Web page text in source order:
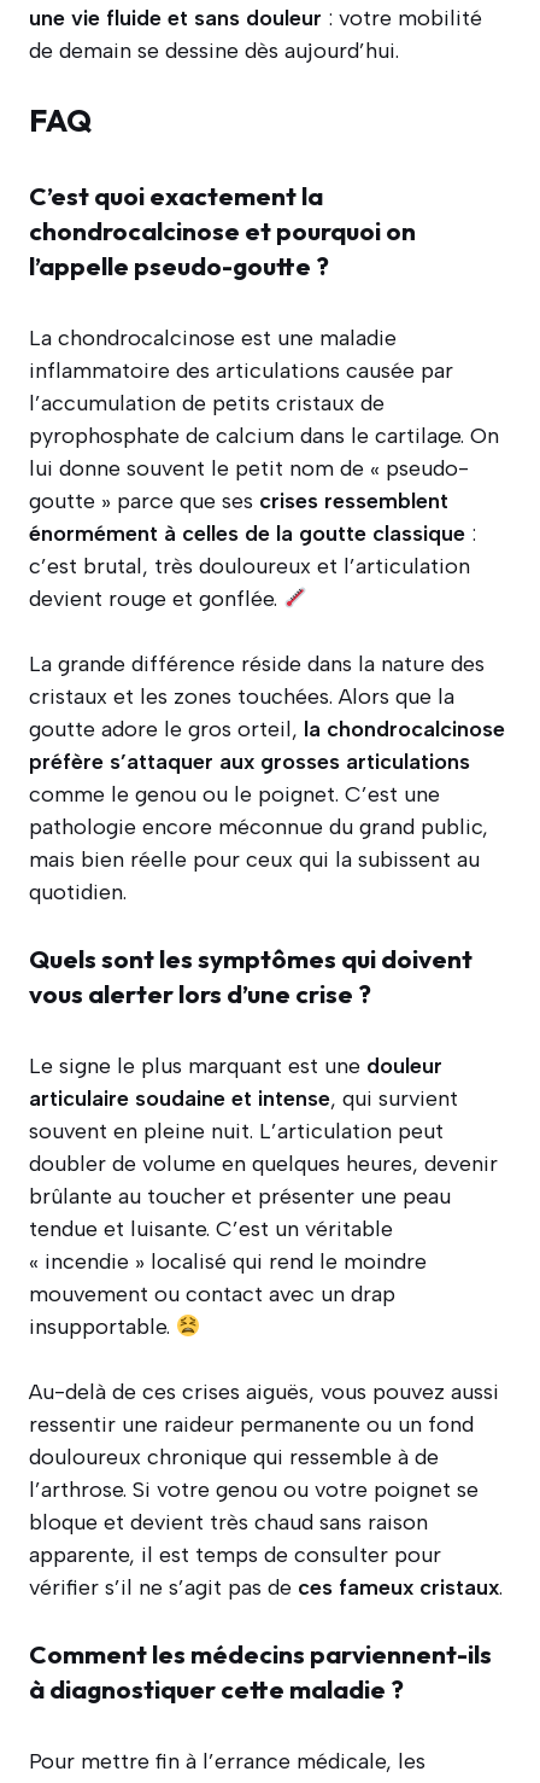
une vie fluide et sans douleur : votre mobilité
de demain se dessine dès aujourd’hui.
FAQ
C’est quoi exactement la
chondrocalcinose et pourquoi on
l’appelle pseudo-goutte ?
La chondrocalcinose est une maladie
inflammatoire des articulations causée par
l’accumulation de petits cristaux de
pyrophosphate de calcium dans le cartilage. On
lui donne souvent le petit nom de « pseudo-
goutte » parce que ses crises ressemblent
énormément à celles de la goutte classique :
c’est brutal, très douloureux et l’articulation
devient rouge et gonflée.
La grande différence réside dans la nature des
cristaux et les zones touchées. Alors que la
goutte adore le gros orteil, la chondrocalcinose
préfère s’attaquer aux grosses articulations
comme le genou ou le poignet. C’est une
pathologie encore méconnue du grand public,
mais bien réelle pour ceux qui la subissent au
quotidien.
Quels sont les symptômes qui doivent
vous alerter lors d’une crise ?
Le signe le plus marquant est une douleur
articulaire soudaine et intense, qui survient
souvent en pleine nuit. L’articulation peut
doubler de volume en quelques heures, devenir
brûlante au toucher et présenter une peau
tendue et luisante. C’est un véritable
« incendie » localisé qui rend le moindre
mouvement ou contact avec un drap
insupportable.
Au-delà de ces crises aiguës, vous pouvez aussi
ressentir une raideur permanente ou un fond
douloureux chronique qui ressemble à de
l’arthrose. Si votre genou ou votre poignet se
bloque et devient très chaud sans raison
apparente, il est temps de consulter pour
vérifier s’il ne s’agit pas de ces fameux cristaux.
Comment les médecins parviennent-ils
à diagnostiquer cette maladie ?
Pour mettre fin à l’errance médicale, les